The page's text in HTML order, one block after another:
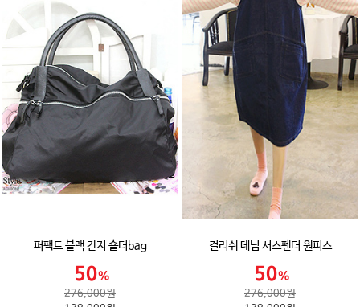
퍼팩트 블랙 간지 숄더bag
276,000원
걸리쉬 데님 서스펜더 원피스
276,000원